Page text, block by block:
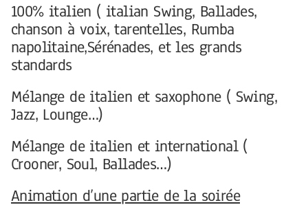
100% italien ( italian Swing, Ballades,
chanson à voix, tarentelles, Rumba
napolitaine,Sérénades, et les grands
standards
Mélange de italien et saxophone ( Swing,
Jazz, Lounge…)
Mélange de italien et international (
Crooner, Soul, Ballades…)
Animation d’une partie de la soirée